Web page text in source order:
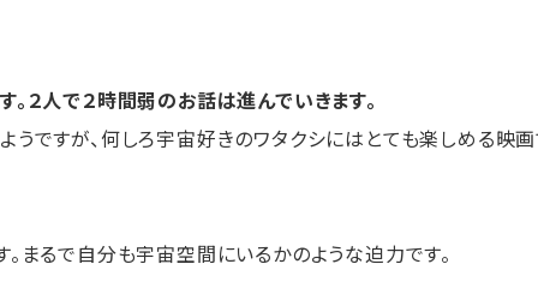
２人で２時間弱のお話は進んでいきます。
ですが、何しろ宇宙好きのワタクシにはとても楽しめる映
まるで自分も宇宙空間にいるかのような迫力です。